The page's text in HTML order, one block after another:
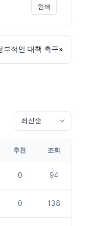
인쇄
적인 대책 촉구»
추천 조회
0 94
0 138